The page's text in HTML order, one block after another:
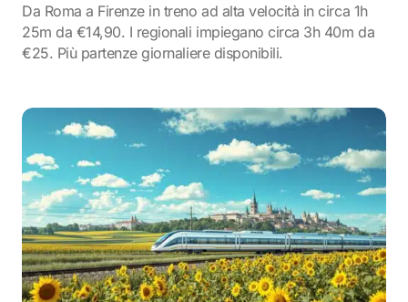
Da Roma a Firenze in treno ad alta velocità in circa 1h
25m da €14,90. I regionali impiegano circa 3h 40m da
€25. Più partenze giornaliere disponibili.